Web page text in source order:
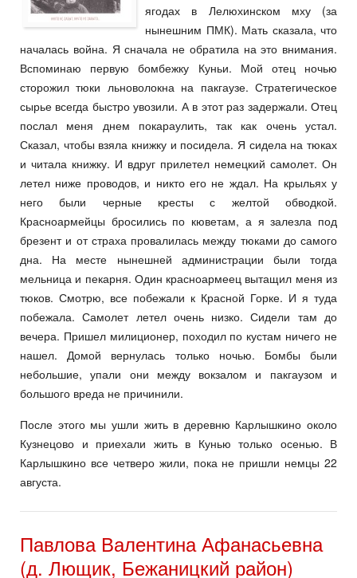
ягодах в Лелюхинском мху (за
нынешним ПМК). Мать сказала, что
началась война. Я сначала не обратила на это внимания.
Вспоминаю первую бомбежку Куньи. Мой отец ночью
сторожил тюки льноволокна на пакгаузе. Стратегическое
сырье всегда быстро увозили. А в этот раз задержали. Отец
послал меня днем покараулить, так как очень устал.
Сказал, чтобы взяла книжку и посидела. Я сидела на тюках
и читала книжку. И вдруг прилетел немецкий самолет. Он
летел ниже проводов, и никто его не ждал. На крыльях у
него были черные кресты с желтой обводкой.
Красноармейцы бросились по кюветам, а я залезла под
брезент и от страха провалилась между тюками до самого
дна. На месте нынешней администрации были тогда
мельница и пекарня. Один красноармеец вытащил меня из
тюков. Смотрю, все побежали к Красной Горке. И я туда
побежала. Самолет летел очень низко. Сидели там до
вечера. Пришел милиционер, походил по кустам ничего не
нашел. Домой вернулась только ночью. Бомбы были
небольшие, упали они между вокзалом и пакгаузом и
большого вреда не причинили.
После этого мы ушли жить в деревню Карлышкино около
Кузнецово и приехали жить в Кунью только осенью. В
Карлышкино все четверо жили, пока не пришли немцы 22
августа.
Павлова Валентина Афанасьевна
(д. Лющик, Бежаницкий район)